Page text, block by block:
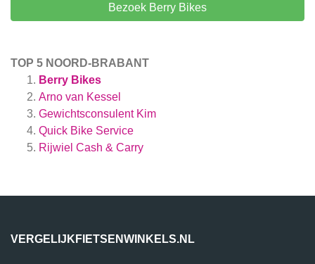
Bezoek Berry Bikes
TOP 5 NOORD-BRABANT
Berry Bikes
Arno van Kessel
Gewichtsconsulent Kim
Quick Bike Service
Rijwiel Cash & Carry
VERGELIJKFIETSENWINKELS.NL